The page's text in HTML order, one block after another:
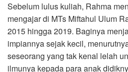
Sebelum lulus kuliah, Rahma
mengajar di MTs Miftahul Ulum
2015 hingga 2019. Baginya
impiannya sejak kecil,
seseorang yang tak kenal lelah
ilmunya kepada para anak